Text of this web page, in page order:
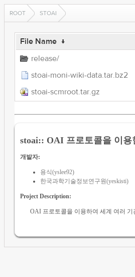
ROOT STOAI
File Name ↓
release/
stoai-moni-wiki-data.tar.bz2
stoai-scmroot.tar.gz
stoai:: OAI 프로토콜을 이용
개발자:
용식(yslee92)
한국과학기술정보연구원(yeskisti)
Project Description:
OAI 프로토콜을 이용하여 세계 여러